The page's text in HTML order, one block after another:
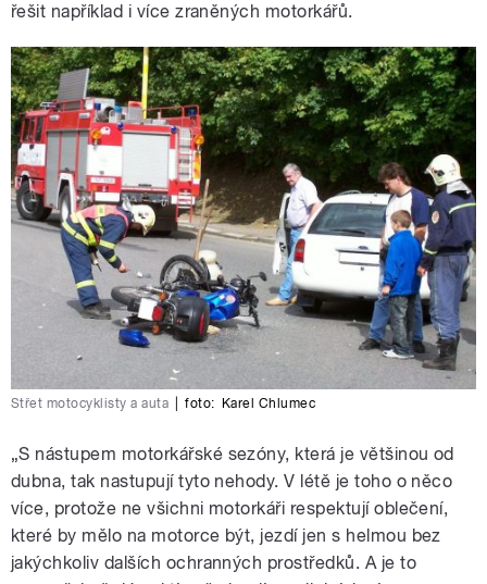
řešit například i více zraněných motorkářů.
Střet motocyklisty a auta foto: Karel Chlumec
„S nástupem motorkářské sezóny, která je většinou od
dubna, tak nastupují tyto nehody. V létě je toho o něco
více, protože ne všichni motorkáři respektují oblečení,
které by mělo na motorce být, jezdí jen s helmou bez
jakýchkoliv dalších ochranných prostředků. A je to